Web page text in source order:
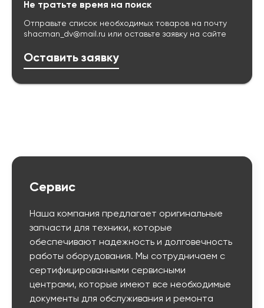
Не тратьте время на поиск
Отправьте список необходимых товаров на почту
shacman_dv@mail.ru или оставьте заявку на сайте
Оставить заявку
Сервис
Наша компания предлагает оригинальные
запчасти для техники, которые
обеспечивают надежность и долговечность
работы оборудования. Мы сотрудничаем с
сертифицированными сервисными
центрами, которые имеют все необходимые
документы для обслуживания и ремонта